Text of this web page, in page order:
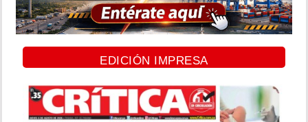
EDICIÓN IMPRESA